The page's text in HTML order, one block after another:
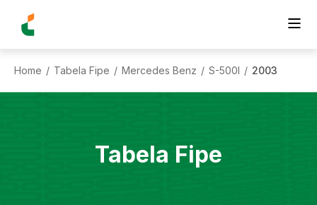
Home / Tabela Fipe / Mercedes Benz / S-500l / 2003
Tabela Fipe